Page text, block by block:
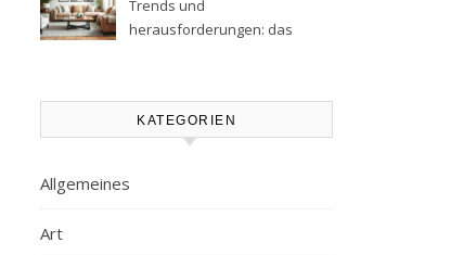
Trends und
herausforderungen: das
KATEGORIEN
Allgemeines
Art